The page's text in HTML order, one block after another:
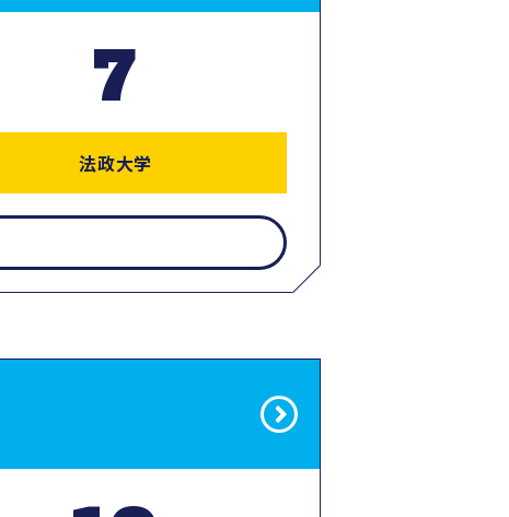
法政大学
7